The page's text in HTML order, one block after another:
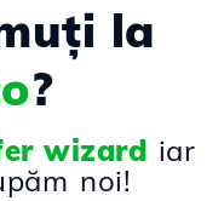
la
?
wizard iar
noi!